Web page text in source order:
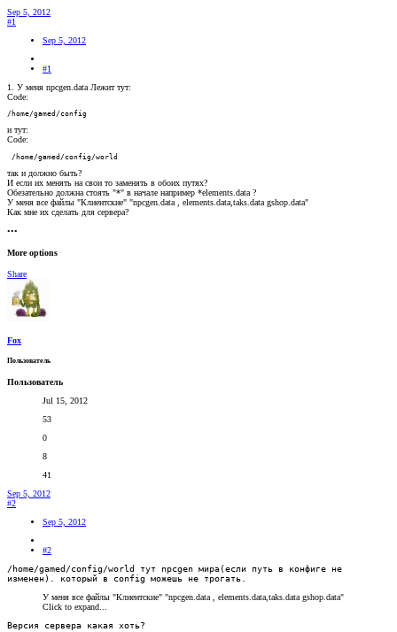
Sep 5, 2012
#1
Sep 5, 2012
#1
1. У меня npcgen.data Лежит тут:
Code:
/home/gamed/config
и тут:
Code:
/home/gamed/config/world
так и должно быть?
И если их менять на свои то заменять в обоих путях?
Обезательно должна стоять "*" в начале например *elements.data ?
У меня все файлы "Клиентские" "npcgen.data , elements.data,taks.data gshop.data"
Как мне их сделать для сервера?
•••
More options
Share
Fox
Пользователь
Пользователь
Jul 15, 2012
53
0
8
41
Sep 5, 2012
#2
Sep 5, 2012
#2
/home/gamed/config/world тут npcgen мира(если путь в конфиге не
изменен). который в config можешь не трогать.
У меня все файлы "Клиентские" "npcgen.data , elements.data,taks.data gshop.data"
Click to expand...
Версия сервера какая хоть?